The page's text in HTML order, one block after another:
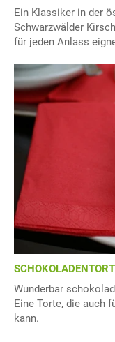
Ein Klassiker in der
Schwarzwälder
für jeden Anlass
Wunderbar
Eine Torte, die auch
kann.